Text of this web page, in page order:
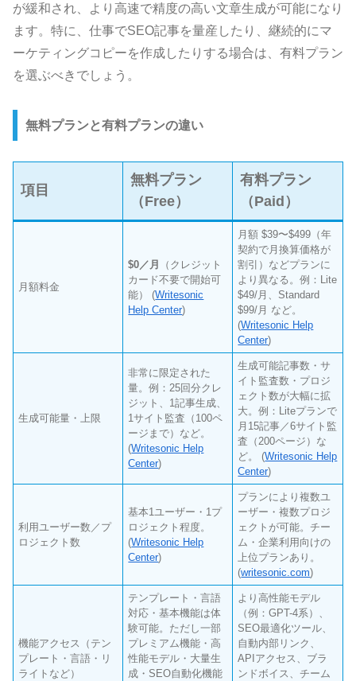
が緩和され、より高速で精度の高い文章生成が可能になり
ます。特に、仕事でSEO記事を量産したり、継続的にマ
ーケティングコピーを作成したりする場合は、有料プラン
を選ぶべきでしょう。
無料プランと有料プランの違い
項目
無料プラン
（Free）
有料プラン
（Paid）
月額料金
$0／月
（クレジット
カード不要で開始可
能） (Writesonic
Help Center)
月額 $39〜$499（年
契約で月換算価格が
割引）などプランに
より異なる。例：Lite
$49/月、Standard
$99/月 など。
(Writesonic Help
Center)
生成可能量・上限
非常に限定された
量。例：25回分クレ
ジット、1記事生成、
1サイト監査（100ペ
ージまで）など。
(Writesonic Help
Center)
生成可能記事数・サ
イト監査数・プロジ
ェクト数が大幅に拡
大。例：Liteプランで
月15記事／6サイト監
査（200ページ）な
ど。 (Writesonic Help
Center)
利用ユーザー数／プ
ロジェクト数
基本1ユーザー・1プ
ロジェクト程度。
(Writesonic Help
Center)
プランにより複数ユ
ーザー・複数プロジ
ェクトが可能。チー
ム・企業利用向けの
上位プランあり。
(writesonic.com)
機能アクセス（テン
プレート・言語・リ
ライトなど）
テンプレート・言語
対応・基本機能は体
験可能。ただし一部
プレミアム機能・高
性能モデル・大量生
成・SEO自動化機能
より高性能モデル
（例：GPT-4系）、
SEO最適化ツール、
自動内部リンク、
APIアクセス、ブラ
ンドボイス、チーム